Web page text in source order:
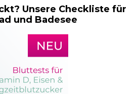
Unsere Checkliste für
und Badesee